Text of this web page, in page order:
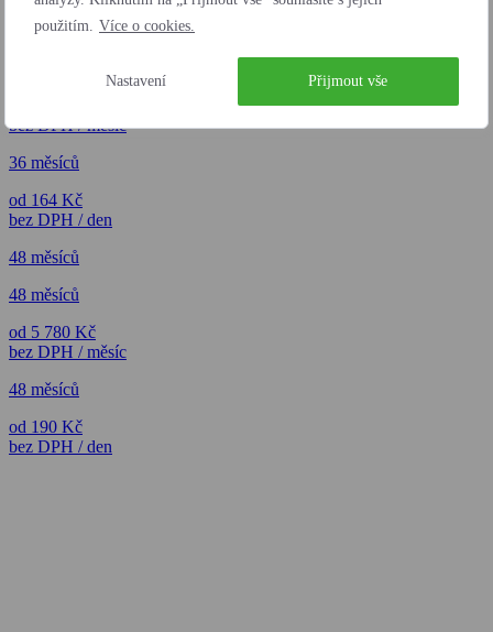
použitím. Více o cookies.
Nastavení Přijmout vše
36 měsíců
bez DPH / měsíc
36 měsíců
od 164 Kč
bez DPH / den
48 měsíců
48 měsíců
od 5 780 Kč
bez DPH / měsíc
48 měsíců
od 190 Kč
bez DPH / den